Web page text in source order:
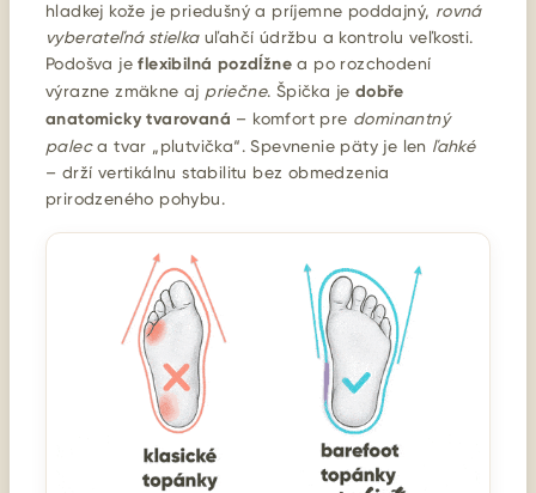
hladkej kože je priedušný a príjemne poddajný, rovná
vyberateľná stielkauľahčí údržbu a kontrolu veľkosti.
Podošva jeflexibilná pozdĺžne a po rozchodení
výrazne zmäkne aj priečne. Špička je dobře
anatomicky tvarovaná – komfort pre dominantný
paleca tvar „plutvička“. Spevnenie päty je len ľahké
– drží vertikálnu stabilitu bez obmedzenia
prirodzeného pohybu.